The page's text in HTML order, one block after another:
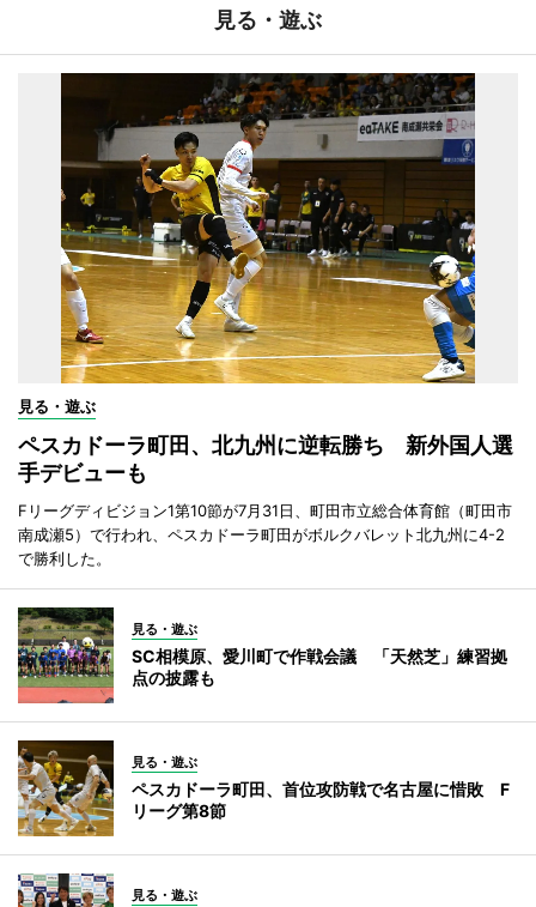
見る・遊ぶ
見る・遊ぶ
ペスカドーラ町田、北九州に逆転勝ち 新外国人選
手デビューも
Fリーグディビジョン1第10節が7月31日、町田市立総合体育館（町田市
南成瀬5）で行われ、ペスカドーラ町田がボルクバレット北九州に4-2
で勝利した。
見る・遊ぶ
SC相模原、愛川町で作戦会議 「天然芝」練習拠
点の披露も
見る・遊ぶ
ペスカドーラ町田、首位攻防戦で名古屋に惜敗 F
リーグ第8節
見る・遊ぶ